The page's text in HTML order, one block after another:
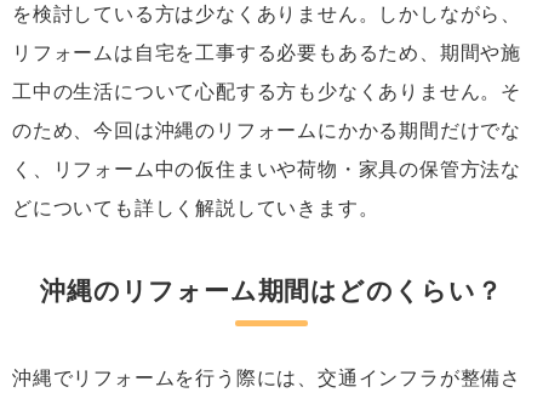
を検討している方は少なくありません。しかしながら、
リフォームは自宅を工事する必要もあるため、期間や施
工中の生活について心配する方も少なくありません。そ
のため、今回は沖縄のリフォームにかかる期間だけでな
く、リフォーム中の仮住まいや荷物・家具の保管方法な
どについても詳しく解説していきます。
沖縄のリフォーム期間はどのくらい？
沖縄でリフォームを行う際には、交通インフラが整備さ